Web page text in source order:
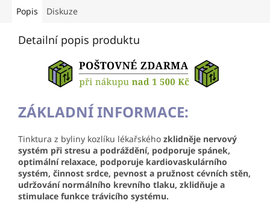
Popis Diskuze
Detailní popis produktu
ZÁKLADNÍ INFORMACE:
Tinktura z byliny kozlíku lékařského zklidněje nervový
systém při stresu a podráždění, podporuje spánek,
optimální relaxace, podporuje kardiovaskulárního
systém, činnost srdce, pevnost a pružnost cévních stěn,
udržování normálního krevního tlaku, zklidňuje a
stimulace funkce trávicího systému.